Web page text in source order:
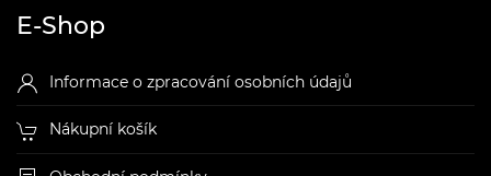
E-Shop
Informace o zpracování osobních údajů
Nákupní košík